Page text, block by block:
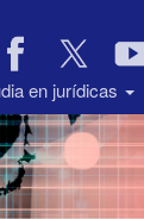
en jurídicas